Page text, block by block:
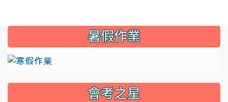
暑假作業
會考之星